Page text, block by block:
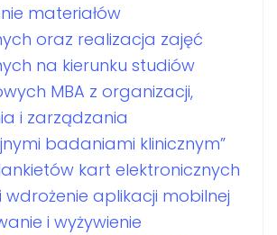
materiałów
oraz realizacja zajęć
na kierunku studiów
MBA z organizacji,
i zarządzania
badaniami klinicznym”
kart elektronicznych
wdrożenie aplikacji mobilnej
i wyżywienie